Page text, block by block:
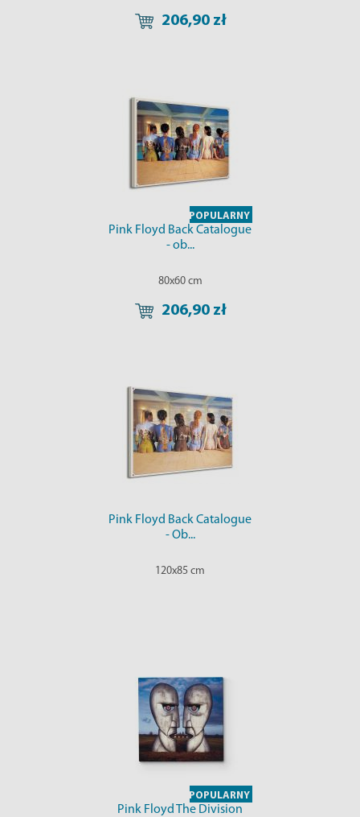
206,90 zł
POPULARNY
Pink Floyd Back Catalogue
- ob...
80x60 cm
206,90 zł
Pink Floyd Back Catalogue
- Ob...
120x85 cm
POPULARNY
Pink Floyd The Division